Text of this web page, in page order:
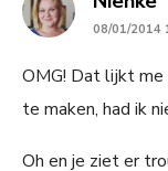
08/01/2014
OMG! Dat lijkt me
te maken, had ik
Oh en je ziet er